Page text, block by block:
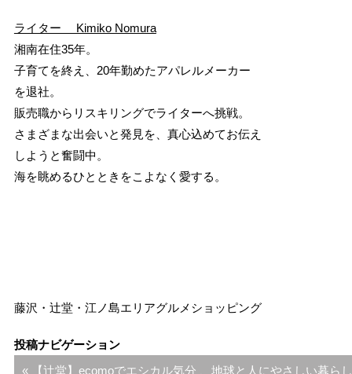
ライター Kimiko Nomura
湘南在住35年。
子育てを終え、20年勤めたアパレルメーカー
を退社。
販売職からリスキリングでライターへ挑戦。
さまざまな出会いと発見を、真心込めてお伝え
しようと奮闘中。
海を眺めるひとときをこよなく愛する。
藤沢・辻堂・江ノ島エリアグルメ ショッピング
投稿ナビゲーション
« 【辻堂】ecomoでエシカル気分 、地球と人にやさしい暮ら